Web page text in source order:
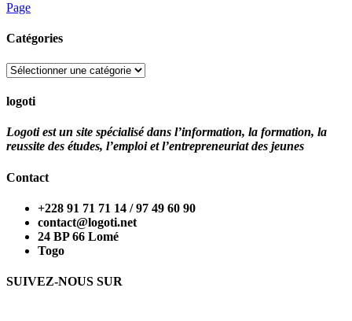
Page
Catégories
Catégories
logoti
Logoti est un site spécialisé dans l’information, la formation, la
reussite des études, l’emploi et l’entrepreneuriat des jeunes
Contact
+228 91 71 71 14 / 97 49 60 90
contact@logoti.net
24 BP 66 Lomé
Togo
SUIVEZ-NOUS SUR